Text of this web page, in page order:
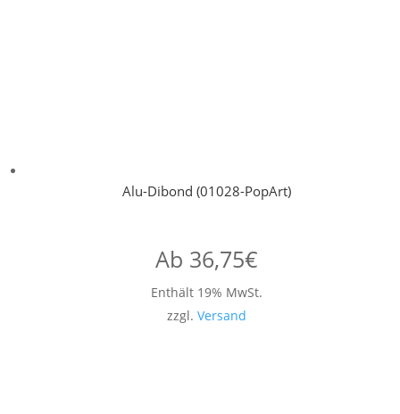
Alu-Dibond (01028-PopArt)
Ab 36,75€
Enthält 19% MwSt.
zzgl. Versand